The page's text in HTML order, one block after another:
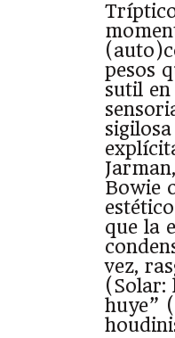
pesos
sutil
Bowie
que la
vez,
(Solar:
huye”